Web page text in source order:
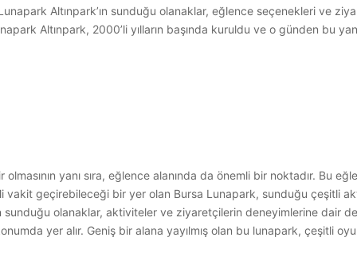
Altınpark’ın sunduğu olanaklar, eğlence seçenekleri ve
Altınpark, 2000’li yılların başında kuruldu ve o günden bu
yanı sıra, eğlence alanında da önemli bir noktadır. Bu
vakit geçirebileceği bir yer olan Bursa Lunapark, sunduğu çeşitli
olanaklar, aktiviteler ve ziyaretçilerin deneyimlerine dair
yer alır. Geniş bir alana yayılmış olan bu lunapark, çeşitli